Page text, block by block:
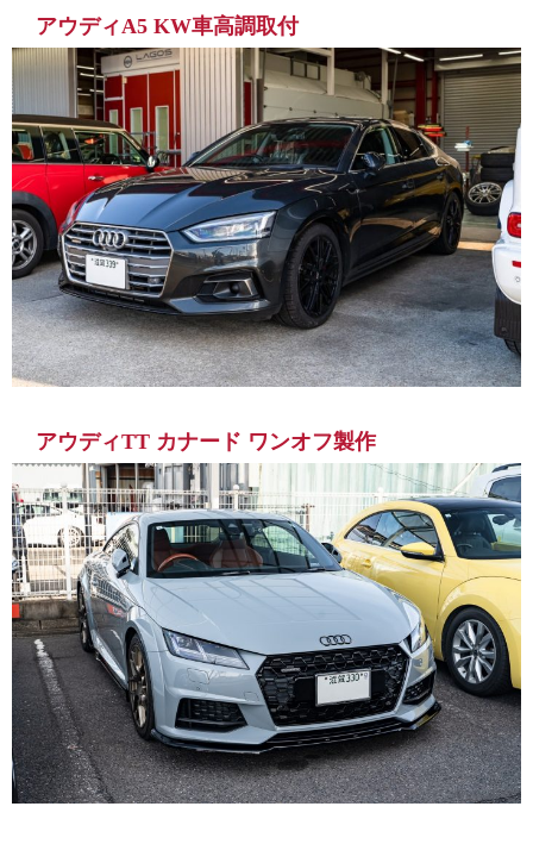
アウディA5 KW車高調取付
アウディTT カナード ワンオフ製作